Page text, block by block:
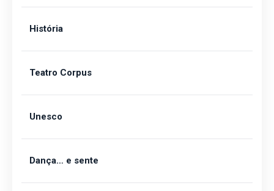
História
Teatro Corpus
Unesco
Dança… e sente